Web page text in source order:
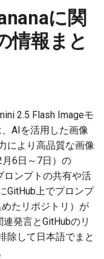
07-12
07-09
07-08
07-07
07-06
07-05
12-26
12-23
12-22
12-21
12-20
12-19
07-12
07-09
07-08
07-07
07-06
07-05
12-26
12-23
12-22
12-21
12-20
12-19
05-31
05-10
05-03
04-26
04-19
04-15
06-12
06-07
05-17
05-10
05-03
04-26
04-19
11-30
11-09
11-02
10-26
10-19
10-12
06-07
05-17
05-10
05-03
04-26
04-19
06-07
05-17
05-10
05-03
04-26
04-19
11-23
11-02
10-26
10-19
10-12
10-05
06-07
05-17
05-10
05-03
04-26
04-19
11-23
11-02
10-26
10-19
10-12
10-05
06-14
06-07
05-03
04-26
04-19
04-12
04-07
07-12
07-08
07-07
07-06
07-05
07-04
12-26
12-23
12-22
12-21
12-20
12-19
06-07
05-17
05-10
05-03
04-26
04-19
07-11
07-08
07-07
07-06
07-05
07-04
06-10
05-23
05-19
05-18
06-06
05-19
07-11
07-07
07-06
07-05
07-04
07-02
06-07
05-17
05-10
05-03
04-26
04-19
に関
情報まと
2.5 Flash Imageモ
AIを活用した画像
により高品質な画像
6日～7日）の
ロンプトの共有や活
GitHub上でプロンプ
たリポジトリ）が
発言とGitHubのリ
除して日本語でまと